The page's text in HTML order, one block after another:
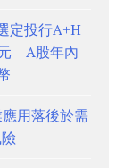
定投行A+H
A股年內
用落後於需